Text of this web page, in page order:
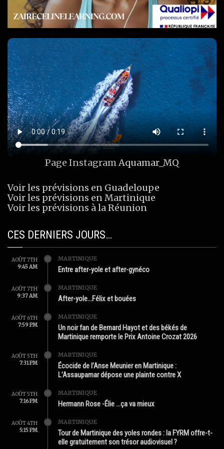
Page InstagramAquamar_MQ
Voir les prévisions en Guadeloupe
Voir les prévisions en Martinique
Voir les prévisions à la Réunion
CES DERNIERS JOURS…
AOÛT 7TH
9:45 AM
MARTINIQUE
Entre after-yole et after-gynéco
AOÛT 7TH
9:37 AM
MARTINIQUE
After-yole…Félix et bouées
AOÛT 6TH
7:59 PM
MARTINIQUE
Un noir fan de Bernard Hayot et des békés de
Martinique remporte le Prix Antoine Crozat 2026
AOÛT 5TH
7:31 PM
MARTINIQUE
Écocide de l’Anse Meunier en Martinique :
L’Assaupamar dépose une plainte contre X
AOÛT 5TH
7:16 PM
MARTINIQUE
Hermann Rose -Élie …ça va mieux
AOÛT 4TH
5:15 PM
MARTINIQUE
Tour de Martinique des yoles rondes : la FYRM offre-t-
elle gratuitement son trésor audiovisuel ?